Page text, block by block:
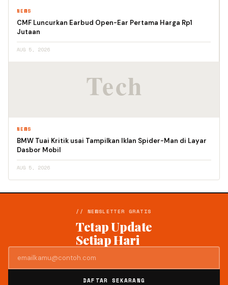
NEWS
CMF Luncurkan Earbud Open-Ear Pertama Harga Rp1
Jutaan
AUG 5, 2026
NEWS
BMW Tuai Kritik usai Tampilkan Iklan Spider-Man di Layar
Dasbor Mobil
AUG 5, 2026
// NEWSLETTER GRATIS
Tetap Update
Setiap Hari
DAFTAR SEKARANG